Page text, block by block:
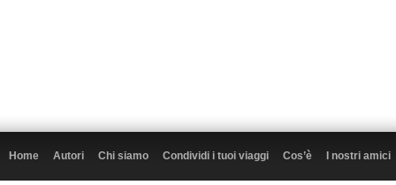
Home Autori Chi siamo Condividi i tuoi viaggi Cos’è I nostri amici